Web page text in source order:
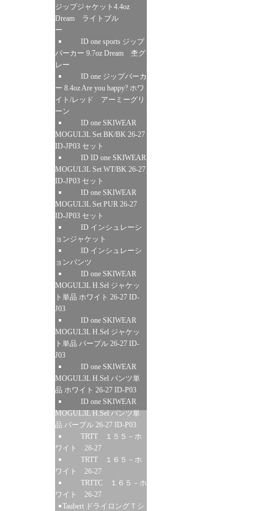
ジップジャケット4.4oz
Dream ライトブル
ー
ID one sports ジップ
パーカー 9.7oz Dream 杢グ
レー
ID one ジップパーカ
ー 8.4oz Are you happy? ホワ
イト/レッド アーミーグリ
ーン
ID one SKIWEAR
MOGUL3L Set BK/BK 26-27
ID-JP03 セット
ID ID one SKIWEAR
MOGUL3L Set WT/BK 26-27
ID-JP03 セット
ID one SKIWEAR
MOGUL3L Set PUR 26-27
ID-JP03 セット
ID インシュレーシ
ョンジャケット
ID インシュレーシ
ョンパンツ
ID one SKIWEAR
MOGUL3L H.Sel ジャケッ
ト単品 ホワイト 26-27 ID-
J03
ID one SKIWEAR
MOGUL3L H.Sel ジャケッ
ト単品 パープル 26-27 ID-
J03
ID one SKIWEAR
MOGUL3L H.Sel パンツ単
品 ホワイト 26-27 ID-P03
ID one SKIWEAR
MOGUL3L H.Sel パンツ単
品 パープル 26-27 ID-P03
TRTT １５５－ホ
ワイト 26-27
TRTT １６５－ホ
ワイト 26-27
TRTTC １６５－ホ
ワイト 26-27
Taubert ドライロングＴシ